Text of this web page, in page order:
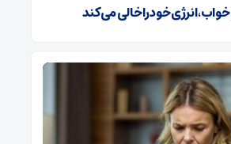
انرژی خود را خالی می‌کند